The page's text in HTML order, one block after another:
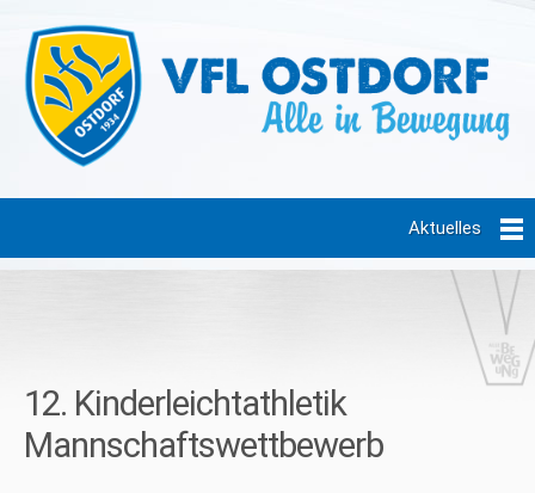
Aktuelles
12. Kinderleichtathletik
Mannschaftswettbewerb